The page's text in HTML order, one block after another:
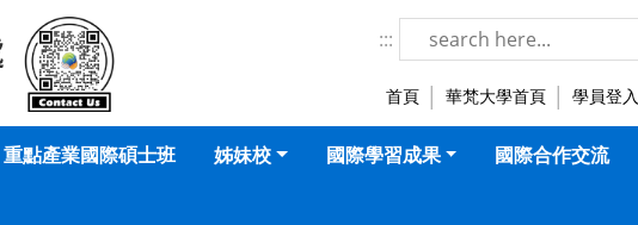
華梵大學-國際暨兩岸事務處 LOGO :::
首頁 華梵大學首頁 學員登入
重點產業國際碩士班 姊妹校 國際學習成果 國際合作交流